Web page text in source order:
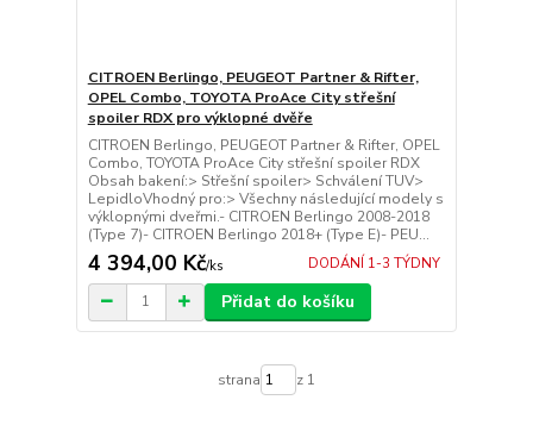
CITROEN Berlingo, PEUGEOT Partner & Rifter,
OPEL Combo, TOYOTA ProAce City střešní
spoiler RDX pro výklopné dvěře
CITROEN Berlingo, PEUGEOT Partner & Rifter, OPEL
Combo, TOYOTA ProAce City střešní spoiler RDX
Obsah bakení:> Střešní spoiler> Schválení TUV>
LepidloVhodný pro:> Všechny následující modely s
výklopnými dveřmi.- CITROEN Berlingo 2008-2018
(Type 7)- CITROEN Berlingo 2018+ (Type E)- PEU...
4 394,00 Kč/ks DODÁNÍ 1-3 TÝDNY
Přidat do košíku
strana z 1